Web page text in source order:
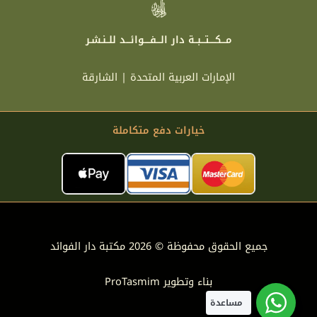
مـــكــــتـــبــة دار الـــفــــوائـــد للــنـشـر
الإمارات العربية المتحدة | الشارقة
خيارات دفع متكاملة
جميع الحقوق محفوظة © 2026 مكتبة دار الفوائد
بناء وتطويرProTasmim
مساعدة